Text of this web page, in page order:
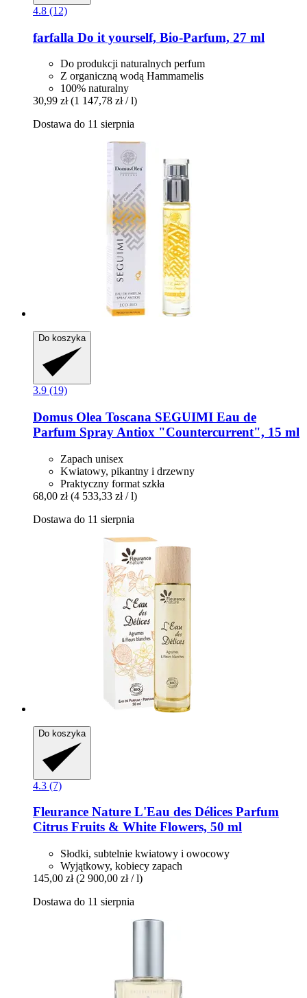
4.8 (12)
farfalla Do it yourself, Bio-​Parfum, 27 ml
Do produkcji naturalnych perfum
Z organiczną wodą Hammamelis
100% naturalny
30,99 zł (1 147,78 zł / l)
Dostawa do 11 sierpnia
Do koszyka
3.9 (19)
Domus Olea Toscana SEGUIMI Eau de
Parfum Spray Antiox "Countercurrent", 15 ml
Zapach unisex
Kwiatowy, pikantny i drzewny
Praktyczny format szkła
68,00 zł (4 533,33 zł / l)
Dostawa do 11 sierpnia
Do koszyka
4.3 (7)
Fleurance Nature L'Eau des Délices Parfum
Citrus Fruits & White Flowers, 50 ml
Słodki, subtelnie kwiatowy i owocowy
Wyjątkowy, kobiecy zapach
145,00 zł (2 900,00 zł / l)
Dostawa do 11 sierpnia